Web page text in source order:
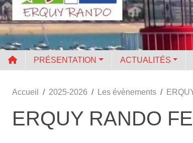
PRÉSENTATION ACTUALITÉS
Accueil 2025-2026 Les évènements
ERQUY RANDO